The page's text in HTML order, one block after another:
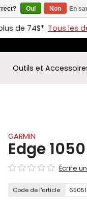
de 74$*. Tous les
Outils et
GARMIN
Edge
Écrire
Code de l'article
Oui Non En